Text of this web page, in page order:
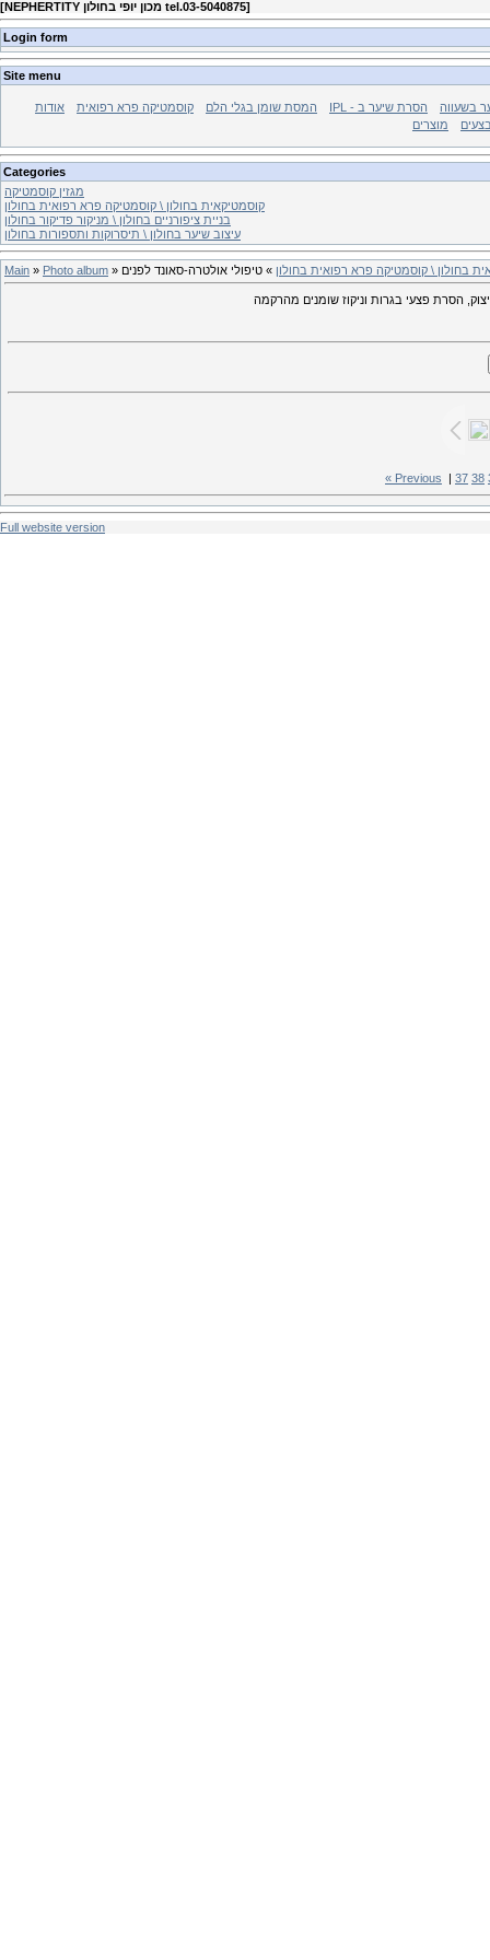
[ NEPHERTITY מכון יופי בחולון tel.03-5040875]
Login form
Site menu
אודות קוסמטיקה פרא רפואית המסת שומן בגלי הלם IPL - הסרת שיער ב
בשעווה
מוצרים
Categories
מגזין קוסמטיקה
קוסמטיקאית בחולון \ קוסמטיקה פרא רפואית בחולון
בניית ציפורניים בחולון \ מניקור פדיקור בחולון
עיצוב שיער בחולון \ תיסרוקות ותספורות בחולון
Main » Photo album » בחולון \ קוסמטיקה פרא רפואית בחולון » טיפולי אולטרה-סאונד לפנים
הסרת פצעי בגרות וניקוז שומנים מהרקמה
« Previous 37 38
Full website version